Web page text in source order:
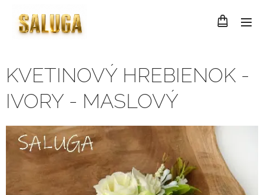
KVETINOVÝ HREBIENOK -
IVORY - MASLOVÝ